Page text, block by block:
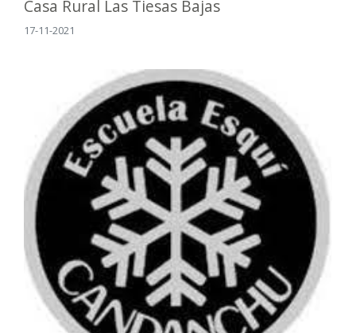
Casa Rural Las Tiesas Bajas
17-11-2021